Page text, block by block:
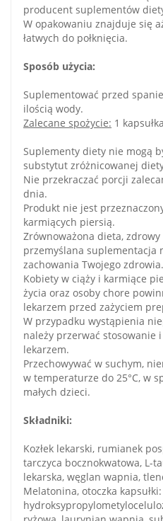
producent suplementów
W opakowaniu znajduje się
łatwych do połknięcia.
Sposób użycia:
Suplementować przed
ilością wody.
Zalecane spożycie: 1
Suplementy diety nie mogą
substytut zróżnicowanej
Nie przekraczać porcji
dnia.
Produkt nie jest
karmiących piersią.
Zrównoważona dieta,
przemyślana suplementacja
zachowania Twojego zdrowia.
Kobiety w ciąży i karmiące
życia oraz osoby chore
lekarzem przed zażyciem
W przypadku wystąpienia
należy przerwać stosowanie
lekarzem.
Przechowywać w suchym,
w temperaturze do 25°C, w
małych dzieci.
Składniki:
Kozłek lekarski, rumianek
tarczyca bocznokwatowa, L-
lekarska, węglan wapnia,
Melatonina, otoczka kapsułki: